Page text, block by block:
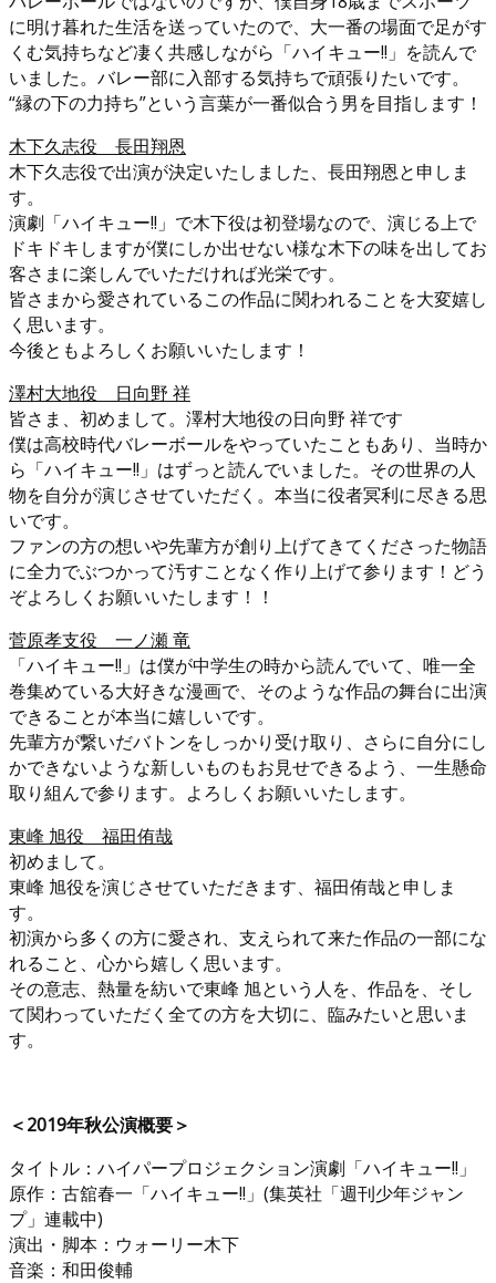
に明け暮れた生活を送っていたので、大一番の場面で足がす
くむ気持ちなど凄く共感しながら「ハイキュー!!」を読んで
いました。バレー部に入部する気持ちで頑張りたいです。
“縁の下の力持ち”という言葉が一番似合う男を目指します！
木下久志役 長田翔恩
木下久志役で出演が決定いたしました、長田翔恩と申しま
す。
演劇「ハイキュー!!」で木下役は初登場なので、演じる上で
ドキドキしますが僕にしか出せない様な木下の味を出してお
客さまに楽しんでいただければ光栄です。
皆さまから愛されているこの作品に関われることを大変嬉し
く思います。
今後ともよろしくお願いいたします！
澤村大地役 日向野 祥
皆さま、初めまして。澤村大地役の日向野 祥です
僕は高校時代バレーボールをやっていたこともあり、当時か
ら「ハイキュー!!」はずっと読んでいました。その世界の人
物を自分が演じさせていただく。本当に役者冥利に尽きる思
いです。
ファンの方の想いや先輩方が創り上げてきてくださった物語
に全力でぶつかって汚すことなく作り上げて参ります！どう
ぞよろしくお願いいたします！！
菅原孝支役 一ノ瀬 竜
「ハイキュー!!」は僕が中学生の時から読んでいて、唯一全
巻集めている大好きな漫画で、そのような作品の舞台に出演
できることが本当に嬉しいです。
先輩方が繋いだバトンをしっかり受け取り、さらに自分にし
かできないような新しいものもお見せできるよう、一生懸命
取り組んで参ります。よろしくお願いいたします。
東峰 旭役 福田侑哉
初めまして。
東峰 旭役を演じさせていただきます、福田侑哉と申しま
す。
初演から多くの方に愛され、支えられて来た作品の一部にな
れること、心から嬉しく思います。
その意志、熱量を紡いで東峰 旭という人を、作品を、そし
て関わっていただく全ての方を大切に、臨みたいと思いま
す。
＜2019年秋公演概要＞
タイトル：ハイパープロジェクション演劇「ハイキュー!!」
原作：古舘春一「ハイキュー!!」(集英社「週刊少年ジャン
プ」連載中)
演出・脚本：ウォーリー木下
音楽：和田俊輔